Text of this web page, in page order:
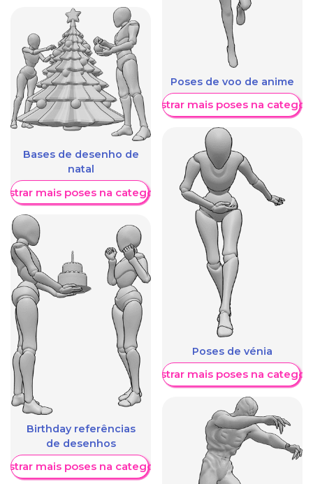
Bases de desenho de
natal
mais poses na categoria
Birthday referências
de desenhos
mais poses na categoria
Poses de voo de anime
Mostrar mais poses na
Poses de vénia
Mostrar mais poses na